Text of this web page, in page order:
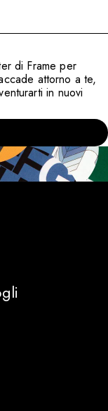
di Frame per
attorno a te,
in nuovi